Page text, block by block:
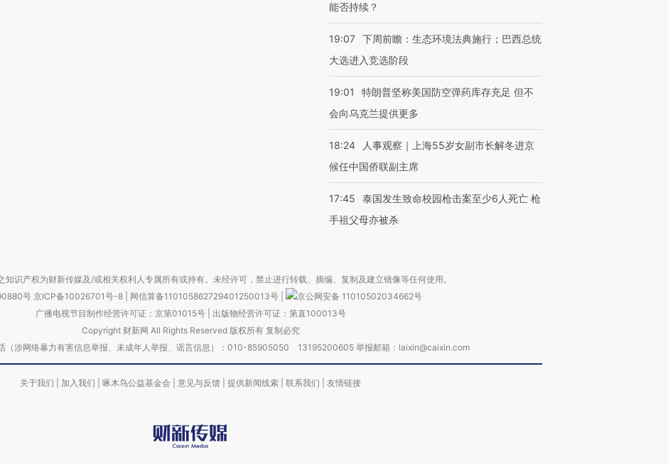
能否持续？
19:07 下周前瞻：生态环境法典施行；巴西总统
大选进入竞选阶段
19:01
特朗普坚称美国防空弹药库存充足 但不
会向乌克兰提供更多
18:24
人事观察｜上海55岁女副市长解冬进京
候任中国侨联副主席
17:45
泰国发生致命校园枪击案至少6人死亡 枪
手祖父母亦被杀
知识产权为财新传媒及/或相关权利人专属所有或持有。未经许可，禁止进行转载、摘编、复制及建立镜像等任何使用。
号 京ICP备10026701号-8 网信算备110105862729401250013号
京公网安备 11010502034662号
广播电视节目制作经营许可证：京第01015号| 出版物经营许可证：第直100013号
Copyright 财新网 All Rights Reserved 版权所有 复制必究
（涉网络暴力有害信息举报、未成年人举报、谣言信息）：010-85905050 13195200605 举报邮箱：laixin@caixin.com
关于我们 加入我们 啄木鸟公益基金会 意见与反馈 提供新闻线索 联系我们 友情链接